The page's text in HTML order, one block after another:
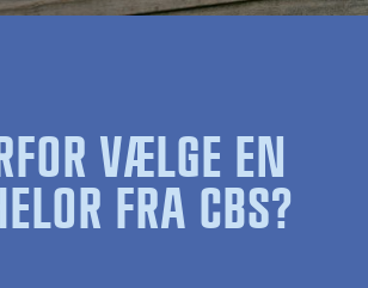
VÆLGE EN
FRA CBS?